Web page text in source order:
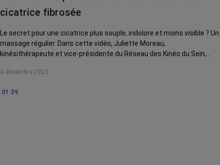
cicatrice fibrosée
Le secret pour une cicatrice plus souple, indolore et moins visible ? Un
massage régulier. Dans cette vidéo, Juliette Moreau,
kinésithérapeute et vice-présidente du Réseau des Kinés du Sein,
fibrosée.
4 décembre 2025
01:39